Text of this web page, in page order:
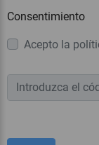
Consentimiento
Acepto la